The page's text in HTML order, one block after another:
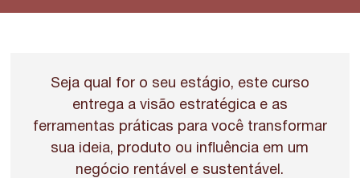
Seja qual for o seu estágio, este curso
entrega a visão estratégica e as
ferramentas práticas para você transformar
sua ideia, produto ou influência em um
negócio rentável e sustentável.